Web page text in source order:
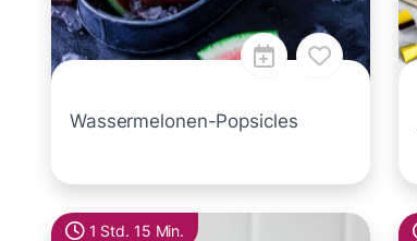
Wassermelonen-Popsicles
1 Std. 15 Min.